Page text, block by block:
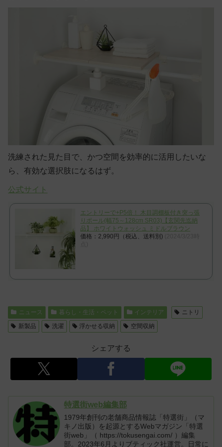
洗練された見た目で、かつ空間を効率的に活用したいな
ら、有効な選択肢になるはず。
公式サイト
エントリーで+P5倍！ 木目調棚板付き突っ張
りポール(幅75～128cm SR03)【玄関先迄納
品】 ホワイトウォッシュ ミドルブラウン
価格：2,990円（税込、送料別)
ニュース 暮らし・生活・ペット インテリア
ニトリ
新製品
洗濯 浮かせる収納 空間収納
シェアする
特選街web編集部
1979年創刊の老舗商品情報誌「特選街」（マ
キノ出版）を起源とするWebマガジン「特選
街web」（ https://tokusengai.com/ ）編集
部。2023年6月よりブティック社運営。日常に